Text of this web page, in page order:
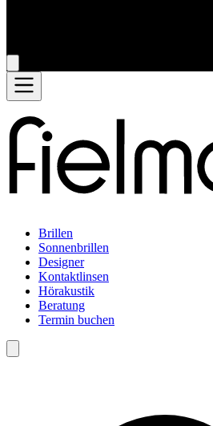
Brillen
Sonnenbrillen
Designer
Kontaktlinsen
Hörakustik
Beratung
Termin buchen